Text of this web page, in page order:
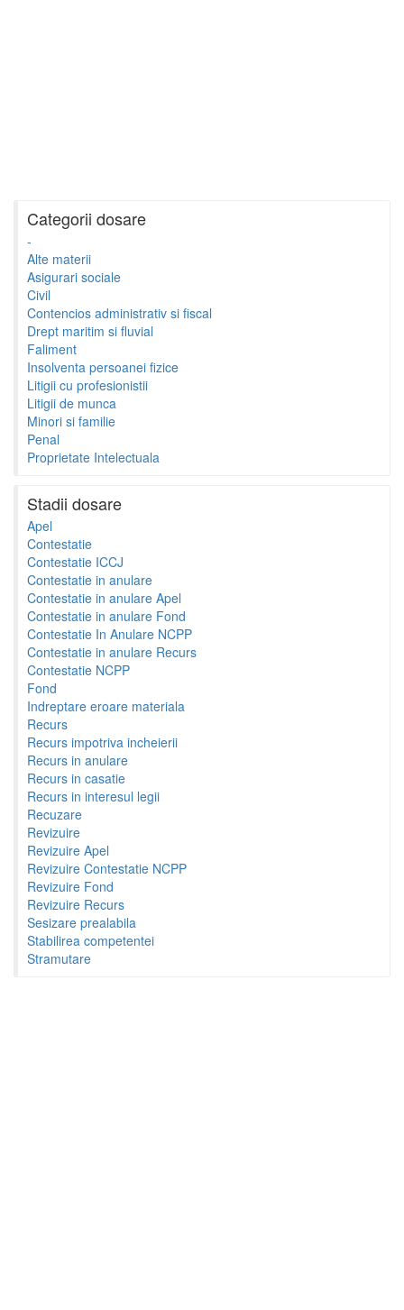
Categorii dosare
-
Alte materii
Asigurari sociale
Civil
Contencios administrativ si fiscal
Drept maritim si fluvial
Faliment
Insolventa persoanei fizice
Litigii cu profesionistii
Litigii de munca
Minori si familie
Penal
Proprietate Intelectuala
Stadii dosare
Apel
Contestatie
Contestatie ICCJ
Contestatie in anulare
Contestatie in anulare Apel
Contestatie in anulare Fond
Contestatie In Anulare NCPP
Contestatie in anulare Recurs
Contestatie NCPP
Fond
Indreptare eroare materiala
Recurs
Recurs impotriva incheierii
Recurs in anulare
Recurs in casatie
Recurs in interesul legii
Recuzare
Revizuire
Revizuire Apel
Revizuire Contestatie NCPP
Revizuire Fond
Revizuire Recurs
Sesizare prealabila
Stabilirea competentei
Stramutare